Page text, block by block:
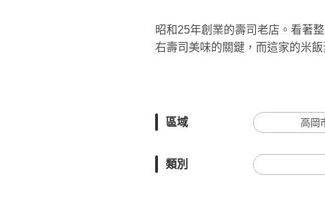
昭和25年創業的壽司老店。看著
右壽司美味的關鍵，而這家的米
區域 高岡
類別